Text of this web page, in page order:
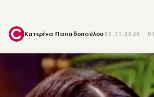
Κατερίνα Παπαδοπούλου05.11.2025 ·